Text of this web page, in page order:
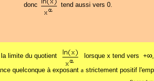
donc tend aussi vers 0.
la limite du quotient lorsque x tend vers +
quelconque à exposant a strictement positif